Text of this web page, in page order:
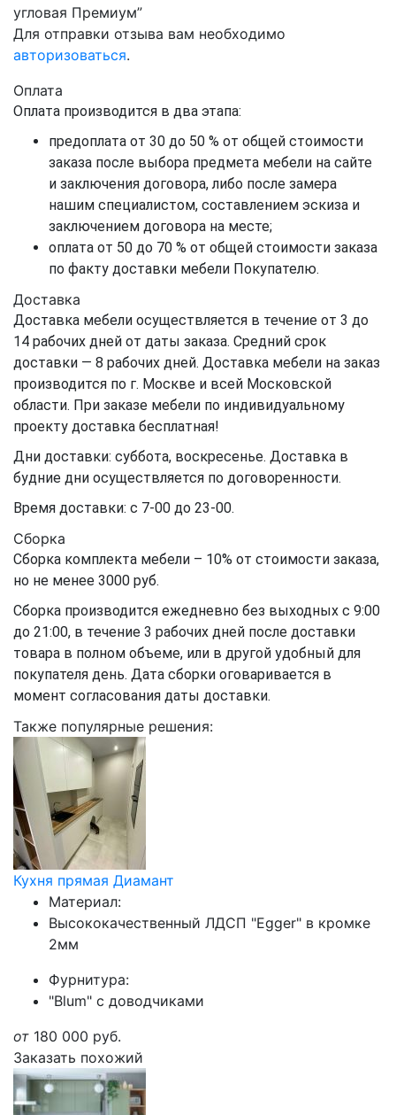
угловая Премиум”
Для отправки отзыва вам необходимо
авторизоваться.
Оплата
Оплата производится в два этапа:
предоплата от 30 до 50 % от общей стоимости
заказа после выбора предмета мебели на сайте
и заключения договора, либо после замера
нашим специалистом, составлением эскиза и
заключением договора на месте;
оплата от 50 до 70 % от общей стоимости заказа
по факту доставки мебели Покупателю.
Доставка
Доставка мебели осуществляется в течение от 3 до
14 рабочих дней от даты заказа. Средний срок
доставки — 8 рабочих дней. Доставка мебели на заказ
производится по г. Москве и всей Московской
области. При заказе мебели по индивидуальному
проекту доставка бесплатная!
Дни доставки: суббота, воскресенье. Доставка в
будние дни осуществляется по договоренности.
Время доставки: с 7-00 до 23-00.
Сборка
Сборка комплекта мебели – 10% от стоимости заказа,
но не менее 3000 руб.
Сборка производится ежедневно без выходных с 9:00
до 21:00, в течение 3 рабочих дней после доставки
товара в полном объеме, или в другой удобный для
покупателя день. Дата сборки оговаривается в
момент согласования даты доставки.
Также популярные решения:
Кухня прямая Диамант
Материал:
Высококачественный ЛДСП "Egger" в кромке
2мм
Фурнитура:
"Blum" с доводчиками
от 180 000 руб.
Заказать похожий